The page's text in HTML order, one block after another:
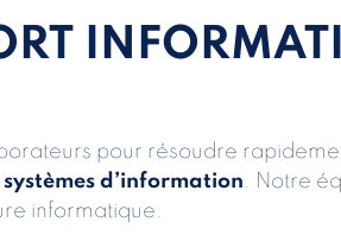
pour résoudre
d’information. Notre
informatique.